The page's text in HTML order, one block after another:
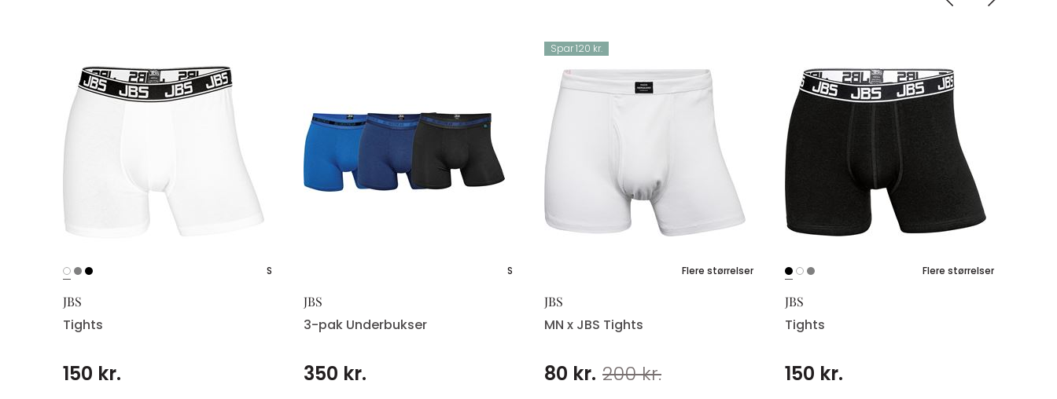
S
JBS
Tights
150 kr.
S
JBS
3-pak Underbukser
350 kr.
Spar 120 kr.
Flere størrelser
JBS
MN x JBS Tights
80 kr. 200 kr.
Flere størrelser
JBS
Tights
150 kr.